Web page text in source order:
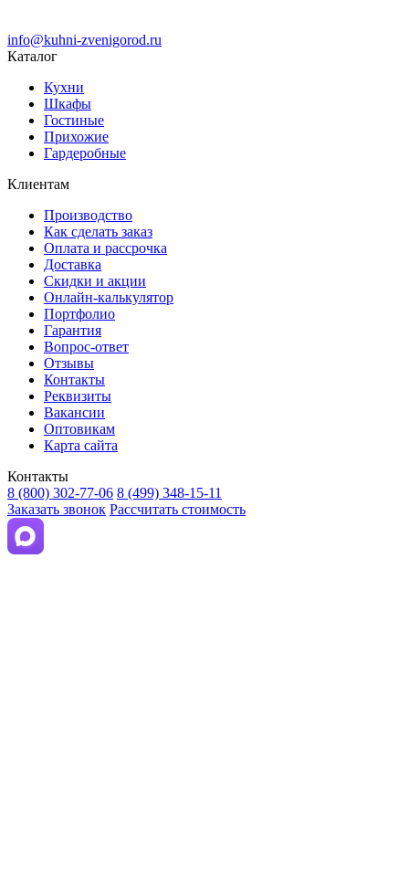
info@kuhni-zvenigorod.ru
Каталог
Кухни
Шкафы
Гостиные
Прихожие
Гардеробные
Клиентам
Производство
Как сделать заказ
Оплата и рассрочка
Доставка
Скидки и акции
Онлайн-калькулятор
Портфолио
Гарантия
Вопрос-ответ
Отзывы
Контакты
Реквизиты
Вакансии
Оптовикам
Карта сайта
Контакты
8 (800) 302-77-06 8 (499) 348-15-11
Заказать звонок Рассчитать стоимость